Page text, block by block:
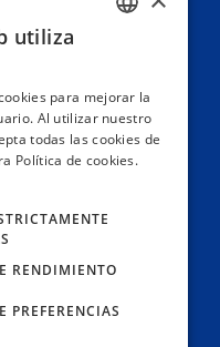
cliente
de venta
ENGLISH
ITALIAN
utiliza
para mejorar la
Al utilizar nuestro
todas las cookies de
Política de cookies.
RENDIMIENTO
PREFERENCIAS